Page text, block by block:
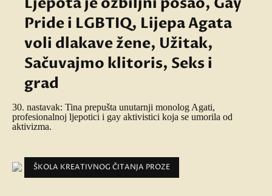
Pride i LGBTIQ, Lijepa Agata
voli dlakave žene, Užitak,
Sačuvajmo klitoris, Seks i
grad
30. nastavak: Tina prepušta unutarnji monolog Agati,
profesionalnoj ljepotici i gay aktivistici koja se umorila od
aktivizma.
ŠKOLA KREATIVNOG ČITANJA PROZE